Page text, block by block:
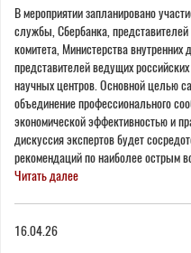
В мероприятии запланировано
службы, Сбербанка,
комитета, Министерства
представителей ведущих
научных центров. Основной целью
объединение профессионального
экономической эффективностью и
дискуссия экспертов будет
рекомендаций по наиболее острым
Читать далее
16.04.26